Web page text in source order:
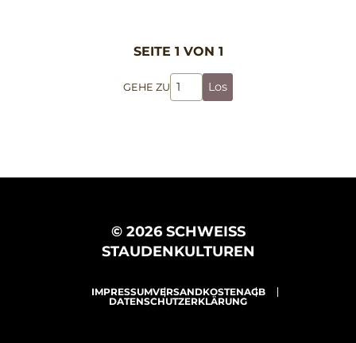
SEITE 1 VON 1
GEHE ZU Los
© 2026 SCHWEISS
STAUDENKULTUREN
IMPRESSUMVERSANDKOSTENAGB
DATENSCHUTZERKLÄRUNG